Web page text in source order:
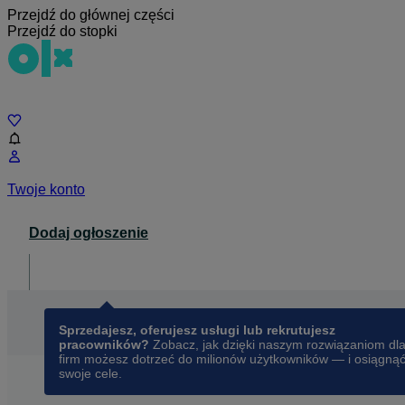
Przejdź do głównej części
Przejdź do stopki
Twoje konto
Dodaj ogłoszenie
Sprzedajesz, oferujesz usługi lub rekrutujesz
pracowników? Zobacz, jak dzięki naszym rozwiązaniom dla
firm możesz dotrzeć do milionów użytkowników — i osiągnąć
swoje cele.